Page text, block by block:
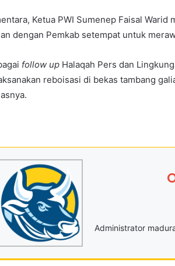
Ketua PWI Sumenep Faisal
dengan Pemkab setempat untuk
follow up Halaqah Pers dan
reboisasi di bekas tambang
Administrator